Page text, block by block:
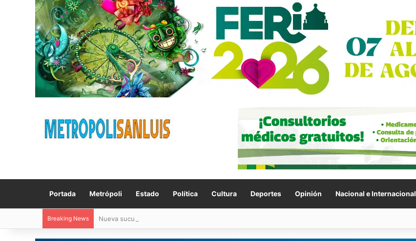
Portada Metrópoli Estado Política Cultura Deportes Opinión Nacional e Internacional
Breaking News Nueva sucursal de CarneMart llega a Villa de Pozos con inversión y generación de empleos